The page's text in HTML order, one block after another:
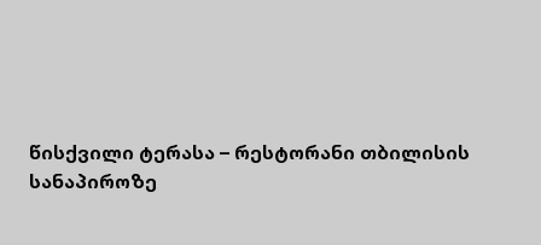
წისქვილი ტერასა – რესტორანი თბილისის
სანაპიროზე